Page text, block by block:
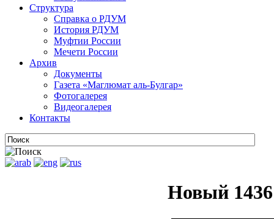
Структура
Справка о РДУМ
История РДУМ
Муфтии России
Мечети России
Архив
Документы
Газета «Маглюмат аль-Булгар»
Фотогалерея
Видеогалерея
Контакты
Новый 1436